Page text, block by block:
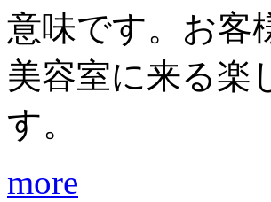
意味です。お客
美容室に来る楽
す。
more